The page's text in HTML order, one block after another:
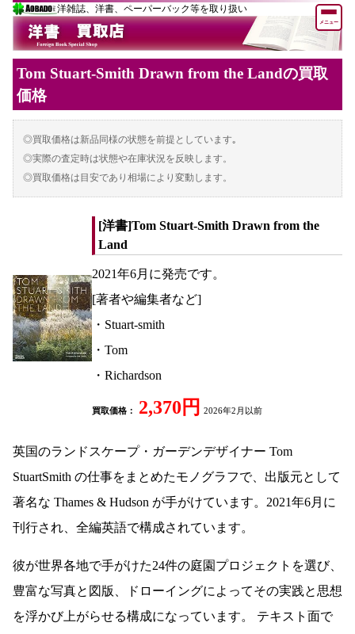
洋雑誌、洋書、ペーパーバック等を取り扱い
メニュー
Tom Stuart-Smith Drawn from the Landの買取
価格
◎買取価格は新品同様の状態を前提としています｡
◎実際の査定時は状態や在庫状況を反映します。
◎買取価格は目安であり相場により変動します。
[洋書]Tom Stuart-Smith Drawn from the
Land
2021年6月に発売です。
[著者や編集者など]
・Stuart-smith
・Tom
・Richardson
買取価格： 2,370円 2026年2月以前
英国のランドスケープ・ガーデンデザイナー Tom
StuartSmith の仕事をまとめたモノグラフで、出版元として
著名な Thames & Hudson が手がけています。2021年6月に
刊行され、全編英語で構成されています。
彼が世界各地で手がけた24件の庭園プロジェクトを選び、
豊富な写真と図版、ドローイングによってその実践と思想
を浮かび上がらせる構成になっています。 テキスト面で